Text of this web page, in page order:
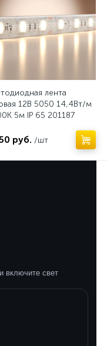
лента
12В 5050 14,4Вт/м
5м IP 65 201187
руб. /шт
включите свет